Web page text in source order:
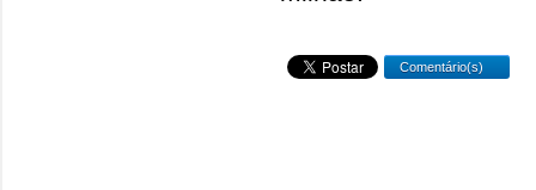
Comentário(s)